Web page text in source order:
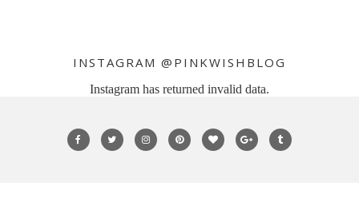
INSTAGRAM @PINKWISHBLOG
Instagram has returned invalid data.